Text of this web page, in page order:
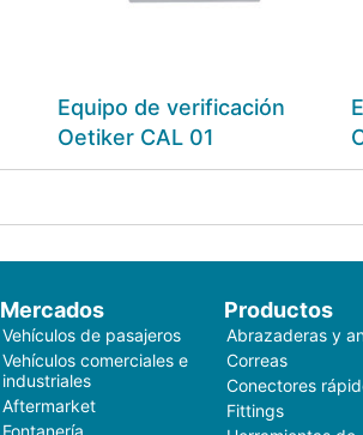
Equipo de verificación
Oetiker CAL 01
Mercados
Vehículos de pasajeros
Vehículos comerciales e
industriales
Aftermarket
Fontanería
Productos
Abrazaderas y
Correas
Conectores
Fittings